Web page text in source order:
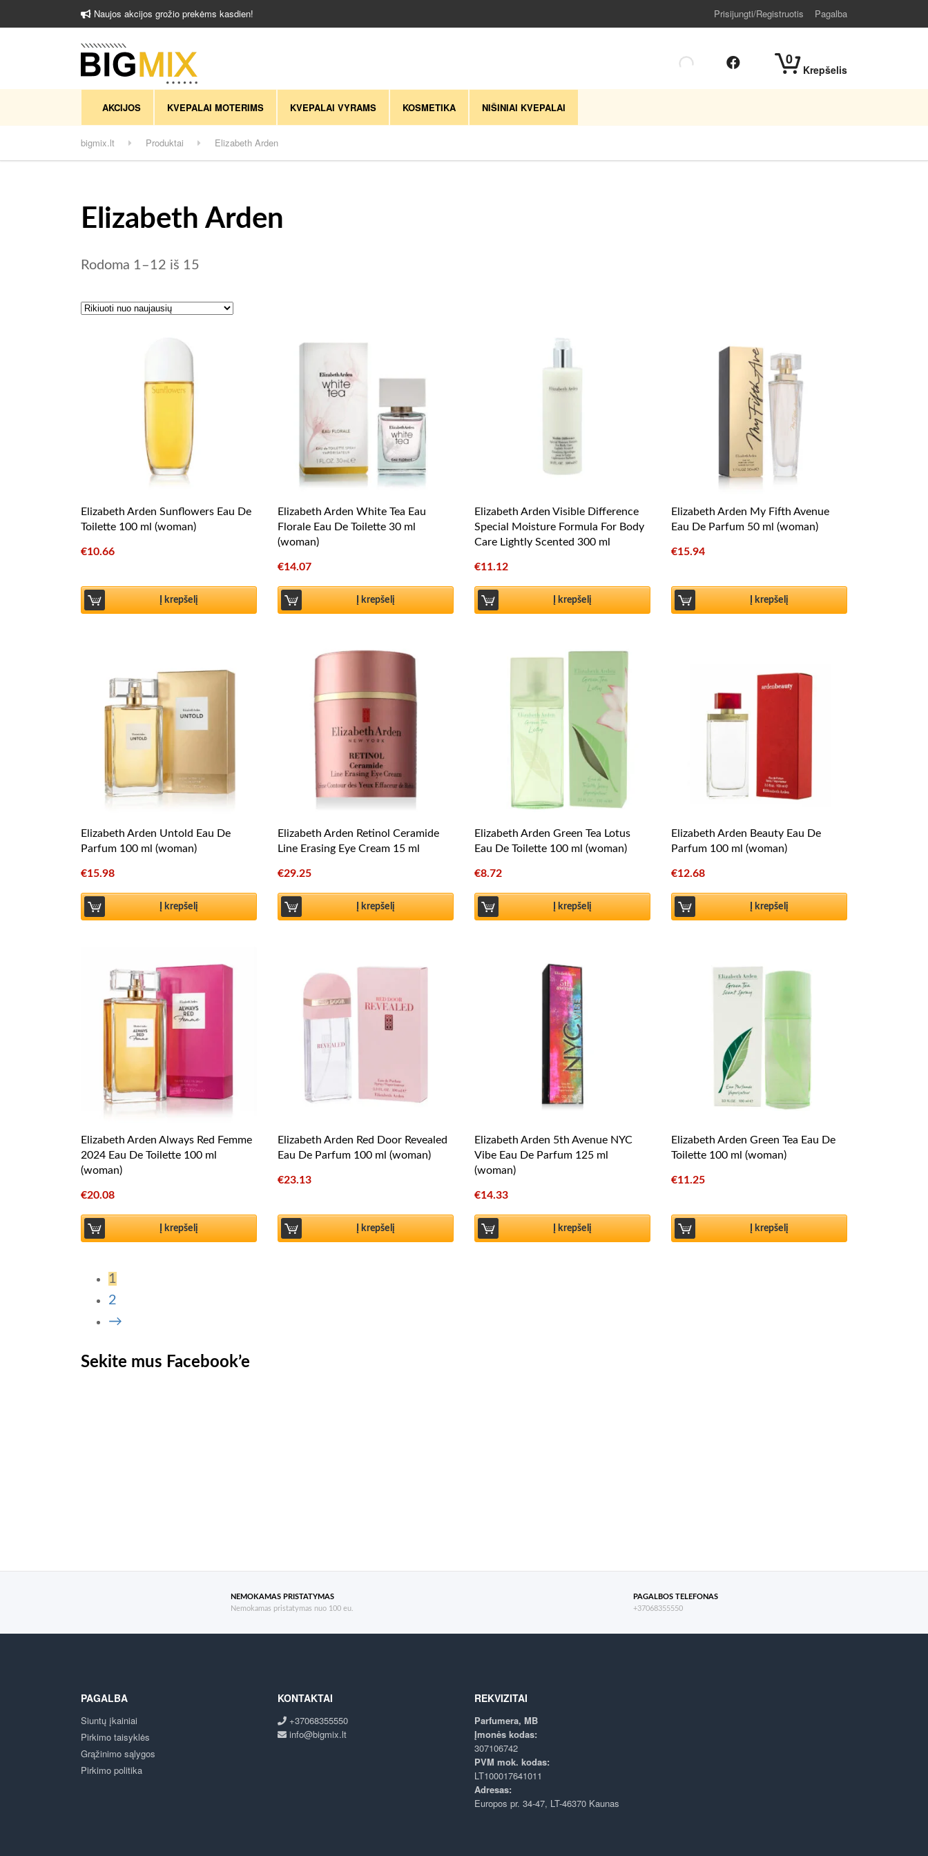
Naujos akcijos grožio prekėms kasdien! Prisijungti/Registruotis Pagalba
0
Krepšelis
AKCIJOS KVEPALAI MOTERIMS KVEPALAI VYRAMS KOSMETIKA NIŠINIAI KVEPALAI
bigmix.lt Produktai Elizabeth Arden
Elizabeth Arden
Rodoma 1–12 iš 15
Elizabeth Arden Sunflowers Eau De
Toilette 100 ml (woman)
€10.66
Į krepšelį
Elizabeth Arden White Tea Eau
Florale Eau De Toilette 30 ml
(woman)
€14.07
Į krepšelį
Elizabeth Arden Visible Difference
Special Moisture Formula For Body
Care Lightly Scented 300 ml
€11.12
Į krepšelį
Elizabeth Arden My Fifth Avenue
Eau De Parfum 50 ml (woman)
€15.94
Į krepšelį
Elizabeth Arden Untold Eau De
Parfum 100 ml (woman)
€15.98
Į krepšelį
Elizabeth Arden Retinol Ceramide
Line Erasing Eye Cream 15 ml
€29.25
Į krepšelį
Elizabeth Arden Green Tea Lotus
Eau De Toilette 100 ml (woman)
€8.72
Į krepšelį
Elizabeth Arden Beauty Eau De
Parfum 100 ml (woman)
€12.68
Į krepšelį
Elizabeth Arden Always Red Femme
2024 Eau De Toilette 100 ml
(woman)
€20.08
Į krepšelį
Elizabeth Arden Red Door Revealed
Eau De Parfum 100 ml (woman)
€23.13
Į krepšelį
Elizabeth Arden 5th Avenue NYC
Vibe Eau De Parfum 125 ml
(woman)
€14.33
Į krepšelį
Elizabeth Arden Green Tea Eau De
Toilette 100 ml (woman)
€11.25
Į krepšelį
1
2
→
Sekite mus Facebook’e
NEMOKAMAS PRISTATYMAS
Nemokamas pristatymas nuo 100 eu.
PAGALBOS TELEFONAS
+37068355550
PAGALBA
Siuntų įkainiai
Pirkimo taisyklės
Grąžinimo sąlygos
Pirkimo politika
KONTAKTAI
+37068355550
info@bigmix.lt
REKVIZITAI
Parfumera, MB
Įmonės kodas:
307106742
PVM mok. kodas:
LT100017641011
Adresas:
Europos pr. 34-47, LT-46370 Kaunas